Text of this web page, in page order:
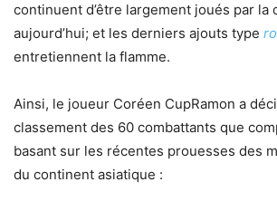
continuent d’être largement joués par la
aujourd’hui; et les derniers ajouts type
entretiennent la flamme.
Ainsi, le joueur Coréen CupRamon a
classement des 60 combattants que
basant sur les récentes prouesses des
du continent asiatique :